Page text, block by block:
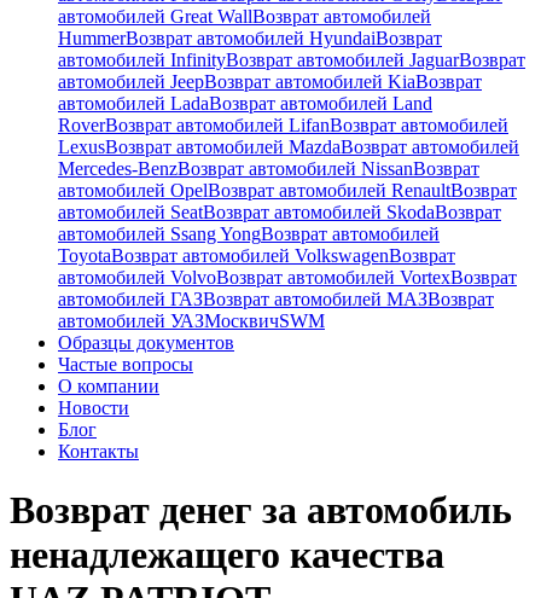
автомобилей Great WallВозврат автомобилей
HummerВозврат автомобилей HyundaiВозврат
автомобилей InfinityВозврат автомобилей JaguarВозврат
автомобилей JeepВозврат автомобилей KiaВозврат
автомобилей LadaВозврат автомобилей Land
RoverВозврат автомобилей LifanВозврат автомобилей
LexusВозврат автомобилей MazdaВозврат автомобилей
Mercedes-BenzВозврат автомобилей NissanВозврат
автомобилей OpelВозврат автомобилей RenaultВозврат
автомобилей SeatВозврат автомобилей SkodaВозврат
автомобилей Ssang YongВозврат автомобилей
ToyotaВозврат автомобилей VolkswagenВозврат
автомобилей VolvoВозврат автомобилей VortexВозврат
автомобилей ГАЗВозврат автомобилей МАЗВозврат
автомобилей УАЗМосквичSWM
Образцы документов
Частые вопросы
О компании
Новости
Блог
Контакты
Возврат денег за автомобиль
ненадлежащего качества